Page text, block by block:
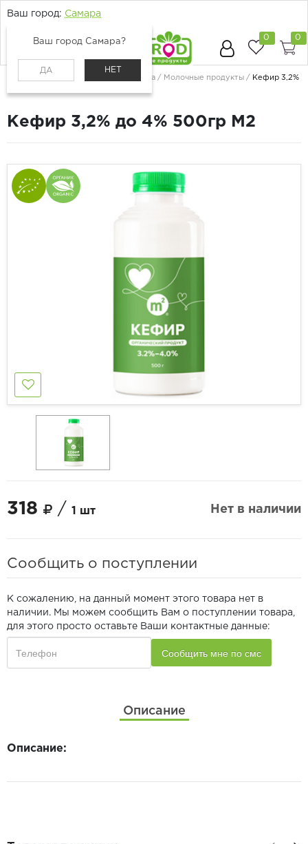
Ваш город: Самара
Ваш город Самара?
ДА НЕТ
0 0
Молоко, сыр, яйца Молочные продукты
Кефир 3,2%
Кефир 3,2% до 4% 500гр М2
318 / 1 шт Нет в наличии
Сообщить о поступлении
К сожалению, на данный момент этого товара нет в
наличии. Мы можем сообщить Вам о поступлении товара,
для этого просто оставьте Ваши контактные данные:
Описание
Описание: